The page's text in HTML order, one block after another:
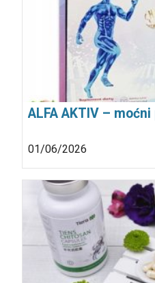
ALFA AKTIV –
antioksidans za
01/06/2026